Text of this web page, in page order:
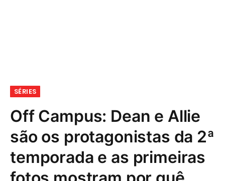
SÉRIES
Off Campus: Dean e Allie
são os protagonistas da 2ª
temporada e as primeiras